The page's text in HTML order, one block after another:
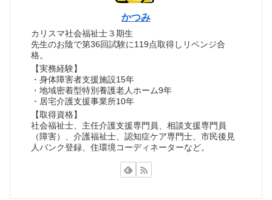
かつみ
カリスマ社会福祉士３期生
先生のお陰で第36回試験に119点取得しリベンジ合
格。
【実務経験】
・身体障害者支援施設15年
・地域密着型特別養護老人ホーム9年
・居宅介護支援事業所10年
【取得資格】
社会福祉士、主任介護支援専門員、相談支援専門員
（障害）、介護福祉士、認知症ケア専門士、市民後見
人バンク登録、住環境コーディネーターなど。